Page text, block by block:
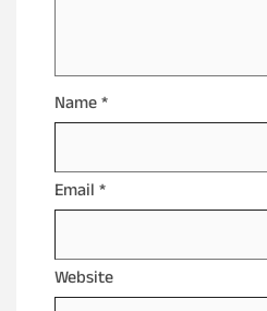
Name*
Email *
Website